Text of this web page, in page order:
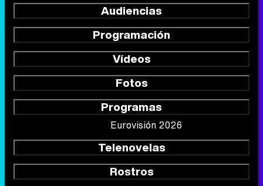
Audiencias
Programación
Vídeos
Fotos
Programas
Eurovisión 2026
Telenovelas
Rostros